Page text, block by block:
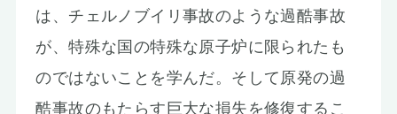
は、チェルノブイリ事故のような過酷事故
が、特殊な国の特殊な原子炉に限られたも
のではないことを学んだ。そして原発の過
酷事故のもたらす巨大な損失を修復するこ